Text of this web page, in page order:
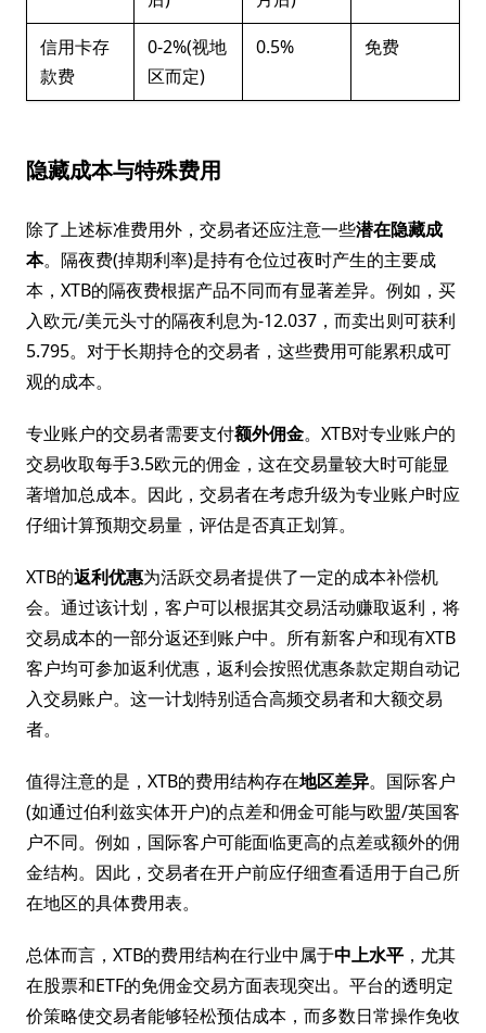
信用卡存
款费
0-2%(视地
区而定)
0.5% 免费
隐藏成本与特殊费用
除了上述标准费用外，交易者还应注意一些潜在隐藏成
本。隔夜费(掉期利率)是持有仓位过夜时产生的主要成
本，XTB的隔夜费根据产品不同而有显著差异。例如，买
入欧元/美元头寸的隔夜利息为-12.037，而卖出则可获利
5.795。对于长期持仓的交易者，这些费用可能累积成可
观的成本。
专业账户的交易者需要支付额外佣金。XTB对专业账户的
交易收取每手3.5欧元的佣金，这在交易量较大时可能显
著增加总成本。因此，交易者在考虑升级为专业账户时应
仔细计算预期交易量，评估是否真正划算。
XTB的返利优惠为活跃交易者提供了一定的成本补偿机
会。通过该计划，客户可以根据其交易活动赚取返利，将
交易成本的一部分返还到账户中。所有新客户和现有XTB
客户均可参加返利优惠，返利会按照优惠条款定期自动记
入交易账户。这一计划特别适合高频交易者和大额交易
者。
值得注意的是，XTB的费用结构存在地区差异。国际客户
(如通过伯利兹实体开户)的点差和佣金可能与欧盟/英国客
户不同。例如，国际客户可能面临更高的点差或额外的佣
金结构。因此，交易者在开户前应仔细查看适用于自己所
在地区的具体费用表。
总体而言，XTB的费用结构在行业中属于中上水平 ，尤其
在股票和ETF的免佣金交易方面表现突出。平台的透明定
价策略使交易者能够轻松预估成本，而多数日常操作免收